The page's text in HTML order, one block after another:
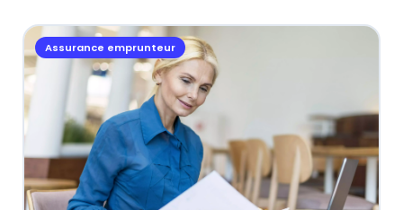
Assurance emprunteur
FOR-U. 👋
Je peux vous aider sur l'épargne, le
PER, la défiscalisation, l'assurance
emprunteur, le LMNP ou le déficit
foncier à Lille.
Quelle est votre question ?
Maintenant